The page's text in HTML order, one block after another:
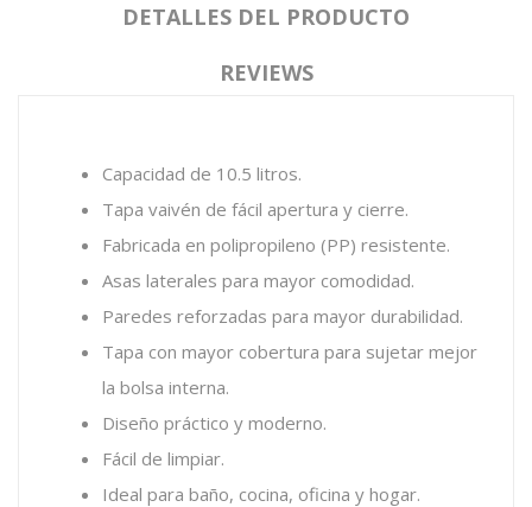
DETALLES DEL PRODUCTO
REVIEWS
Capacidad de 10.5 litros.
Tapa vaivén de fácil apertura y cierre.
Fabricada en polipropileno (PP) resistente.
Asas laterales para mayor comodidad.
Paredes reforzadas para mayor durabilidad.
Tapa con mayor cobertura para sujetar mejor
la bolsa interna.
Diseño práctico y moderno.
Fácil de limpiar.
Ideal para baño, cocina, oficina y hogar.